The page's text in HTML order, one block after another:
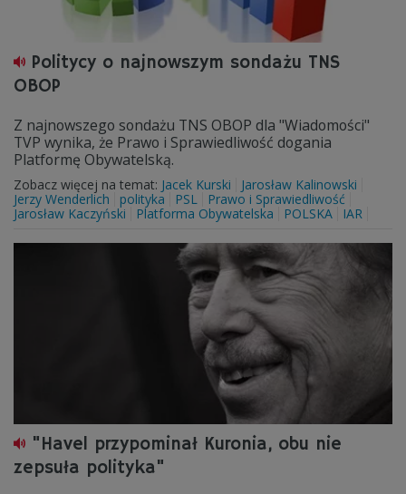
Politycy o najnowszym sondażu TNS
OBOP
Z najnowszego sondażu TNS OBOP dla "Wiadomości"
TVP wynika, że Prawo i Sprawiedliwość dogania
Platformę Obywatelską.
Zobacz więcej na temat: Jacek Kurski
Jarosław Kalinowski
Jerzy Wenderlich
polityka PSL
Prawo i Sprawiedliwość
Jarosław Kaczyński
Platforma Obywatelska POLSKA IAR
"Havel przypominał Kuronia, obu nie
zepsuła polityka"